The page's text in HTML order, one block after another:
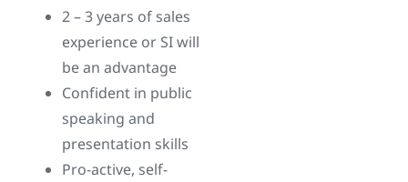
2 – 3 years of sales
experience or SI will
be an advantage
Confident in public
speaking and
presentation skills
Pro-active, self-